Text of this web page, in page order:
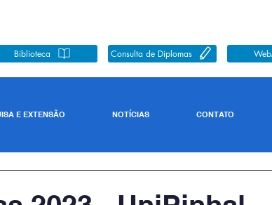
Biblioteca Consulta de Diplomas
E EXTENSÃO NOTÍCIAS CONTATO